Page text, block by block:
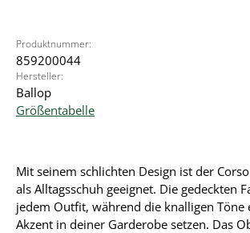
Produktnummer:
859200044
Hersteller:
Ballop
Größentabelle
Mit seinem schlichten Design ist der
als Alltagsschuh geeignet. Die gedeckten
jedem Outfit, während die knalligen Töne
Akzent in deiner Garderobe setzen. Das